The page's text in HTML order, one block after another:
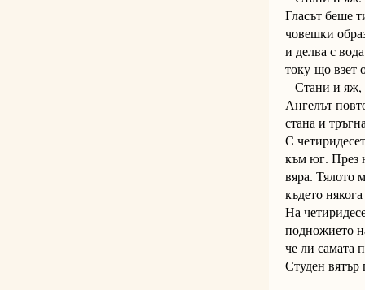
Гласът беше
човешки
и делва с
току-що взет
– Стани и яж,
Ангелът
стана и
С
към юг. През
вяра. Тялото
където
На
подножието
че ли самата
Студен вятър